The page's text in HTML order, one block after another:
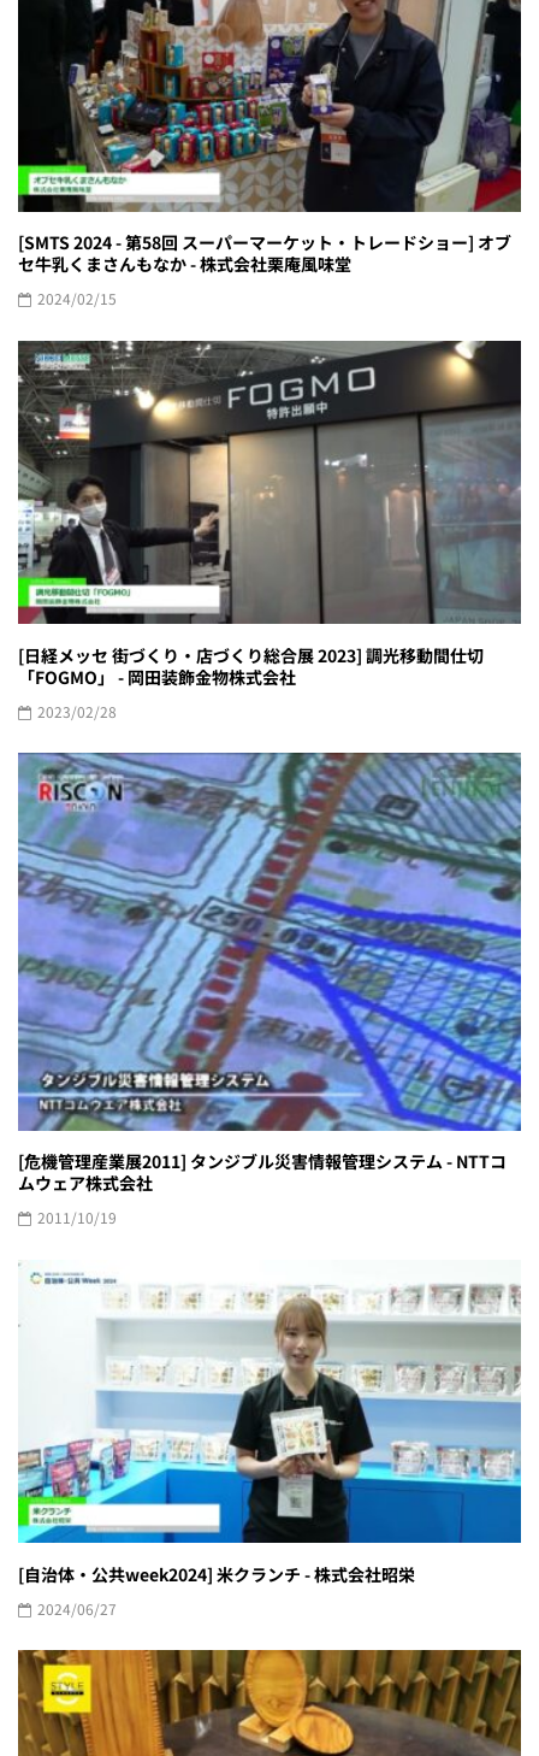
[SMTS 2024 - 第58回 スーパーマーケット・トレードショー] オブ
セ牛乳くまさんもなか - 株式会社栗庵風味堂
2024/02/15
[日経メッセ 街づくり・店づくり総合展 2023] 調光移動間仕切
「FOGMO」 - 岡田装飾金物株式会社
2023/02/28
[危機管理産業展2011] タンジブル災害情報管理システム - NTTコ
ムウェア株式会社
2011/10/19
[自治体・公共week2024] 米クランチ - 株式会社昭栄
2024/06/27